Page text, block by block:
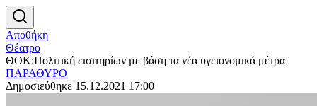
Αποθήκη
Θέατρο
ΘΟΚ:Πολιτική εισιτηρίων με βάση τα νέα υγειονομικά μέτρα
ΠΑΡΑΘΥΡΟ
Δημοσιεύθηκε 15.12.2021 17:00